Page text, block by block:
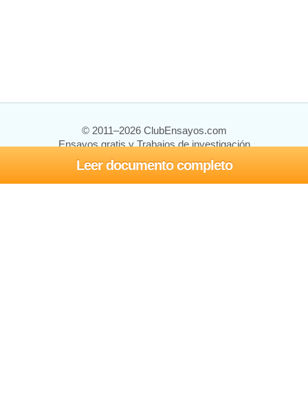
Leer documento completo
© 2011–2026 ClubEnsayos.com
Ensayos gratis y Trabajos de investigación